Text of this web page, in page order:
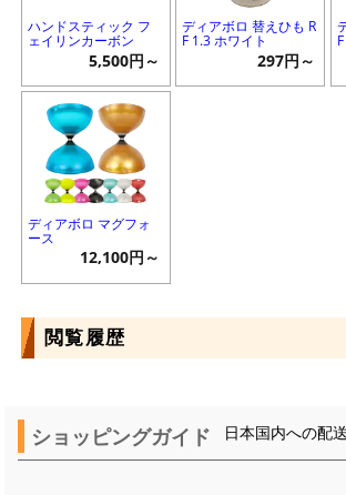
ハンドスティック フ
ェイリンカーボン
5,500円～
ディアボロ 替えひも R
F 1.3 ホワイト
297円～
ディアボロ マグフォ
ース
12,100円～
閲覧履歴
ショッピングガイド 日本国内への配